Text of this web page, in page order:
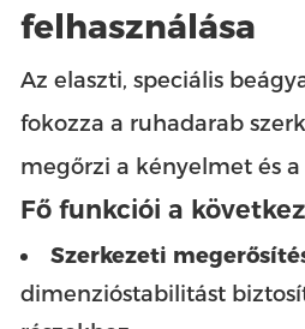
felhasználása
Az elaszti, speciális
fokozza a ruhadarab
megőrzi a kényelmet és
Fő funkciói a
Szerkezeti
dimenzióstabilitást